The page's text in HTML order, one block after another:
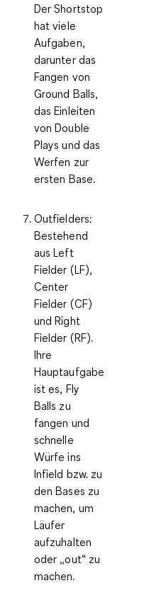
Der Shortstop
hat viele
Aufgaben,
darunter das
Fangen von
Ground Balls,
das Einleiten
von Double
Plays und das
Werfen zur
ersten Base.
Outfielders:
Bestehend
aus Left
Fielder (LF),
Center
Fielder (CF)
und Right
Fielder (RF).
Ihre
Hauptaufgabe
ist es, Fly
Balls zu
fangen und
schnelle
Würfe ins
Infield bzw. zu
den Bases zu
machen, um
Läufer
aufzuhalten
oder „out“ zu
machen.